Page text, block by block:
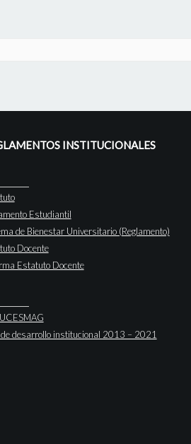
INSTITUCIONALES
Estudiantil
de Bienestar Universitario (Reglamento)
Docente
Estatuto Docente
de desarrollo institucional 2013 – 2021